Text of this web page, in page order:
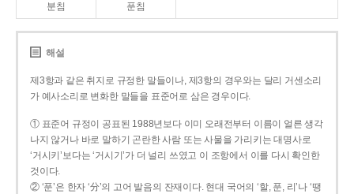
분침 푼침
해설
제3항과 같은 취지로 규정한 말들이나, 제3항의 경우와는 달리 거센소리
가 예사소리로 변화한 말들을 표준어로 삼은 경우이다.
① 표준어 규정이 공표된 1988년보다 이미 오래전부터 이름이 얼른 생각
나지 않거나 바로 말하기 곤란한 사람 또는 사물을 가리키는 대명사로
‘거시키’보다는 ‘거시기’가 더 널리 쓰였고 이 조항에서 이를 다시 확인한
것이다.
② ‘푼’은 한자 ‘分’의 고어 발음의 잔재이다. 현대 국어의 ‘할, 푼, 리’나 ‘땡